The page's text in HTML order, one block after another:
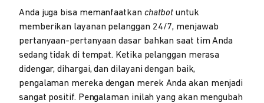
Anda juga bisa memanfaatkan chatbot untuk
memberikan layanan pelanggan 24/7, menjawab
pertanyaan-pertanyaan dasar bahkan saat tim Anda
sedang tidak di tempat. Ketika pelanggan merasa
didengar, dihargai, dan dilayani dengan baik,
pengalaman mereka dengan merek Anda akan menjadi
sangat positif. Pengalaman inilah yang akan mengubah